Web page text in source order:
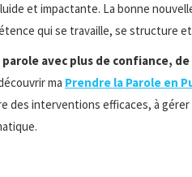
et impactante. La bonne
qui se travaille, se structure
avec plus de confiance,
ma Prendre la Parole en
des interventions efficaces, à